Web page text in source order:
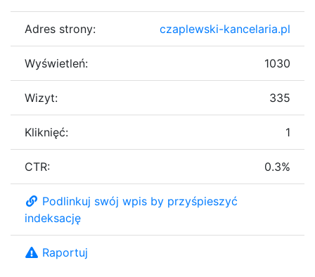
Adres strony: czaplewski-kancelaria.pl
Wyświetleń: 1030
Wizyt: 335
Kliknięć: 1
CTR: 0.3%
Podlinkuj swój wpis by przyśpieszyć
indeksację
Raportuj